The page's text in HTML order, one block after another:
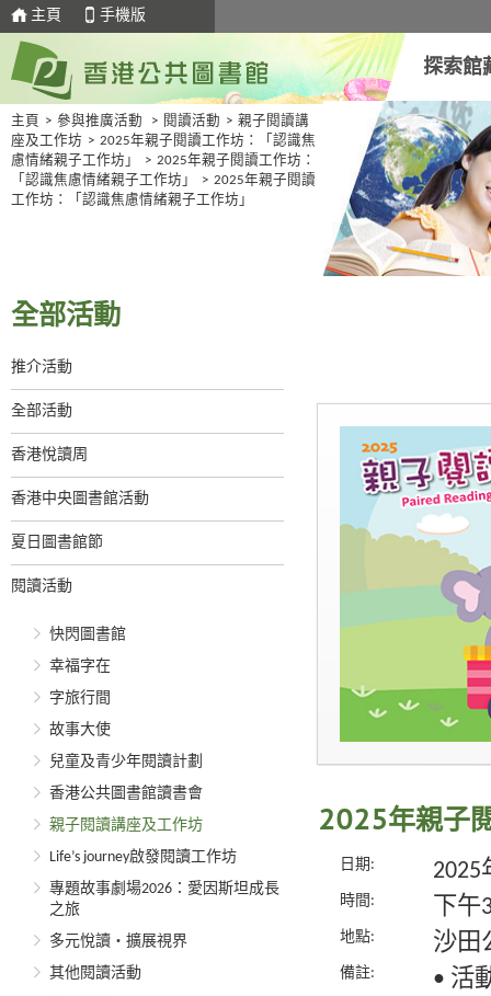
主頁 手機版
探索館
主頁 > 參與推廣活動 > 閱讀活動 > 親子閱讀講
座及工作坊 > 2025年親子閱讀工作坊：「認識焦
慮情緒親子工作坊」
> 2025年親子閱讀工作坊：
「認識焦慮情緒親子工作坊」
> 2025年親子閱讀
工作坊：「認識焦慮情緒親子工作坊」
全部活動
推介活動
全部活動
香港悅讀周
香港中央圖書館活動
夏日圖書館節
閱讀活動
快閃圖書館
幸福字在
字旅行間
故事大使
兒童及青少年閱讀計劃
香港公共圖書館讀書會
親子閱讀講座及工作坊
Life’s journey啟發閱讀工作坊
專題故事劇場2026：愛因斯坦成長
之旅
多元悅讀‧擴展視界
其他閱讀活動
2025年親子
日期: 2025
時間: 下
地點: 沙田
備註:
• 活